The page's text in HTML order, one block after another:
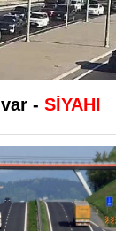
- SİYAHI